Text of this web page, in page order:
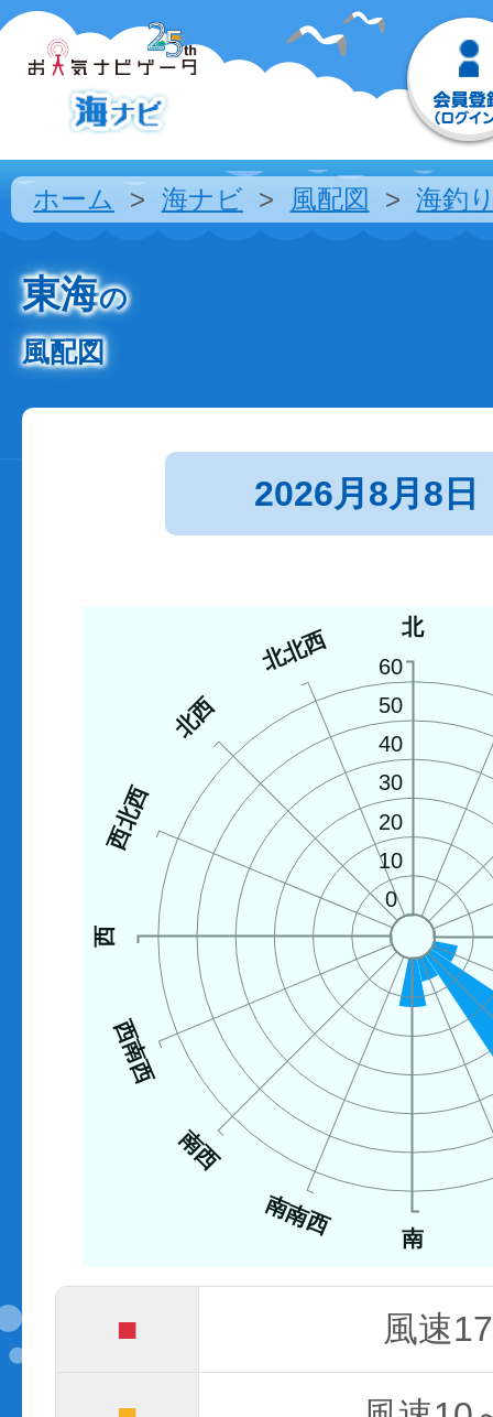
ホーム 海ナビ 風配図 海釣
東海の
風配図
2026月8月8日
北
南
南南西
南西
西南西
西
西北西
北西
北北西
0
10
20
30
40
50
60
■ 風速